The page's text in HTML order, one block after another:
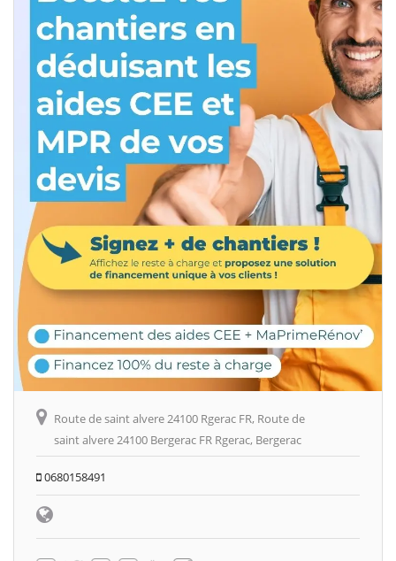
Route de saint alvere 24100 Rgerac FR, Route de
saint alvere 24100 Bergerac FR Rgerac, Bergerac
0680158491